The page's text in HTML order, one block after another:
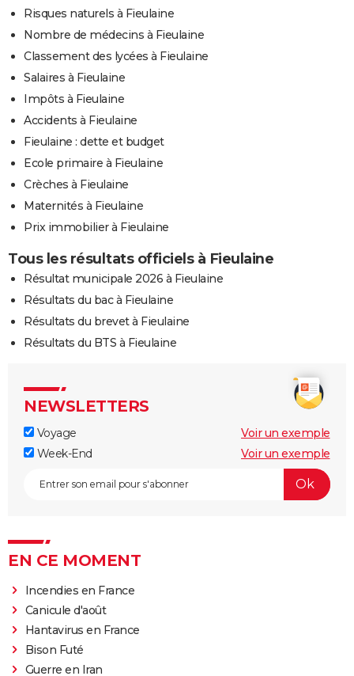
Risques naturels à Fieulaine
Nombre de médecins à Fieulaine
Classement des lycées à Fieulaine
Salaires à Fieulaine
Impôts à Fieulaine
Accidents à Fieulaine
Fieulaine : dette et budget
Ecole primaire à Fieulaine
Crèches à Fieulaine
Maternités à Fieulaine
Prix immobilier à Fieulaine
Tous les résultats officiels à Fieulaine
Résultat municipale 2026 à Fieulaine
Résultats du bac à Fieulaine
Résultats du brevet à Fieulaine
Résultats du BTS à Fieulaine
NEWSLETTERS
Voyage
Voir un exemple
Week-End
Voir un exemple
EN CE MOMENT
Incendies en France
Canicule d'août
Hantavirus en France
Bison Futé
Guerre en Iran